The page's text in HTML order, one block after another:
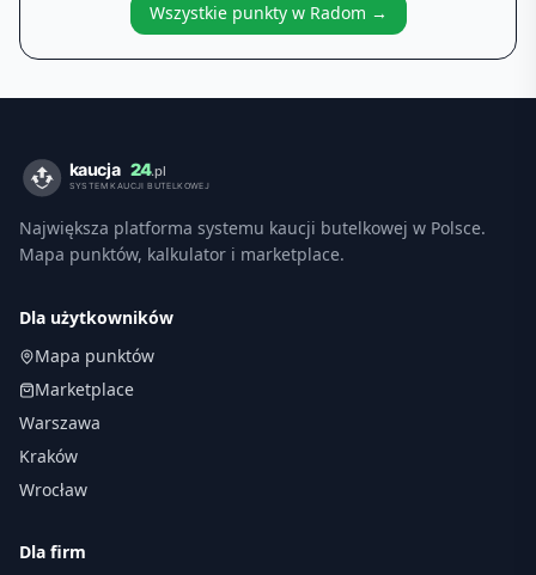
Wszystkie punkty w Radom →
Największa platforma systemu kaucji butelkowej w Polsce.
Mapa punktów, kalkulator i marketplace.
Dla użytkowników
Mapa punktów
Marketplace
Warszawa
Kraków
Wrocław
Dla firm